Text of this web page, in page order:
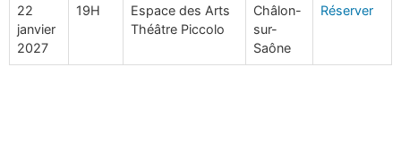
22
janvier
2027
19H
Espace des Arts
Théâtre Piccolo
Châlon-
sur-
Saône
Réserver